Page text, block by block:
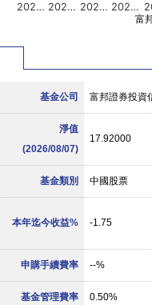
202… 202… 202… 202…
富
基金公司 富邦證券投資
淨值
(2026/08/07)
17.92000
基金類別 中國股票
本年迄今收益% -1.75
申購手續費率 --%
基金管理費率 0.50%